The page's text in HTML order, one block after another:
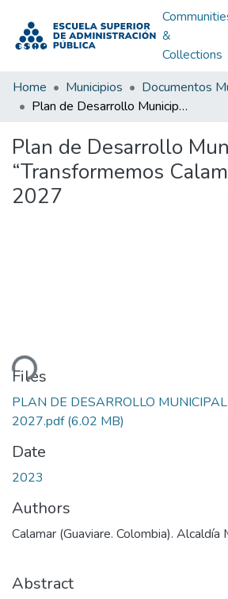
&
Collections
Home Municipios
Documentos
Plan de Desarrollo Municipal “Transformemos Calamar” 2024-2027
Plan de Desarrollo
“Transformemos
2027
Files
PLAN DE DESARROLLO
2027.pdf(6.02 MB)
Date
2023
Authors
Calamar (Guaviare. Colombia). Alcaldía
Abstract